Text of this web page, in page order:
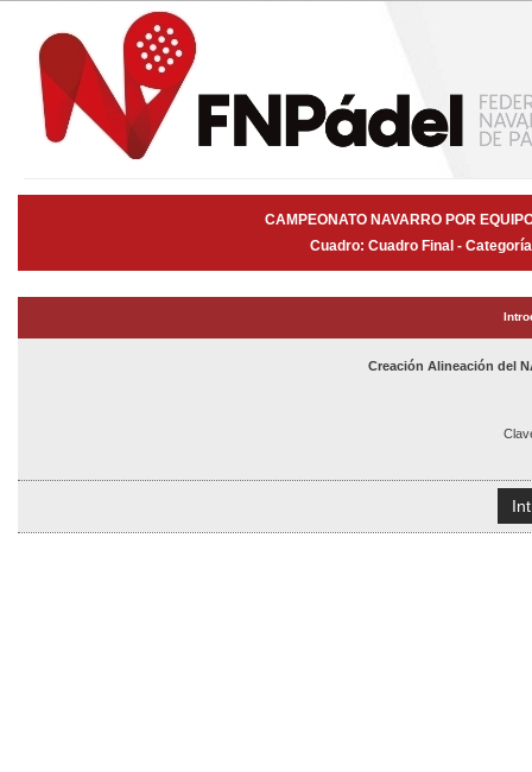
CAMPEONATO NAVARRO POR
Cuadro: Cuadro Final -
Creación Alineación del